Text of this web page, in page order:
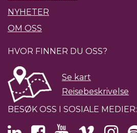
NYHETER
OM OSS
HVOR FINNER DU OSS?
Se kart
Reisebeskrivelse
BESØK OSS I SOSIALE MEDIER: